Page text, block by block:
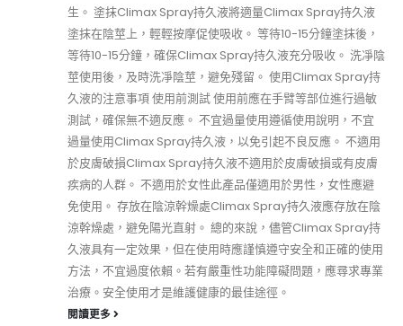
生。 塗抹Climax Spray持久液將適量Climax Spray持久液
塗抹在陰莖上，輕輕按摩促使吸收。 等待10-15分鐘塗抹後，
等待10-15分鐘，確保Climax Spray持久液充分吸收。 洗凈陰
莖使用後，及時洗凈陰莖，避免殘留。 使用Climax Spray持
久液的注意事項 使用前測試 使用前應在手臂等部位進行過敏
測試，確保無不適反應。 不宜過量使用遵循使用說明，不宜
過量使用Climax Spray持久液，以免引起不良反應。 不適用
於皮膚破損Climax Spray持久液不適用於皮膚破損或有皮膚
疾病的人群。 不適用於女性此產品僅適用於男性，女性應避
免使用。 存放在陰涼幹燥處Climax Spray持久液應存放在陰
涼幹燥處，避免陽光直射。 總的來說，儘管Climax Spray持
久液具有一定效果，但在使用時應謹慎遵守安全和正確的使用
方法，不宜過度依賴。若有嚴重性功能障礙問題，應尋求專業
治療。安全使用才是維護健康的最佳途徑。
閱讀更多